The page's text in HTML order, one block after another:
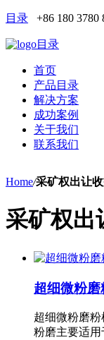
目录 +86 180 3780
目录
首页
产品目录
解决方案
成功案例
关于我们
联系我们
Home/采矿权出让
采矿权出
超细微粉磨
超细微粉磨
粉磨主要适